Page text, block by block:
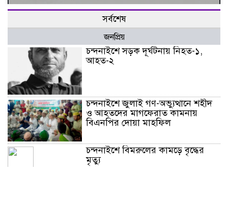
সর্বশেষ
জনপ্রিয়
চন্দনাইশে সড়ক দূর্ঘটনায় নিহত-১,
আহত-২
চন্দনাইশে জুলাই গণ-অভ্যুত্থানে শহীদ
ও আহতদের মাগফেরাত কামনায়
বিএনপির দোয়া মাহফিল
চন্দনাইশে বিমরুলের কামড়ে বৃদ্ধের
মৃত্যু